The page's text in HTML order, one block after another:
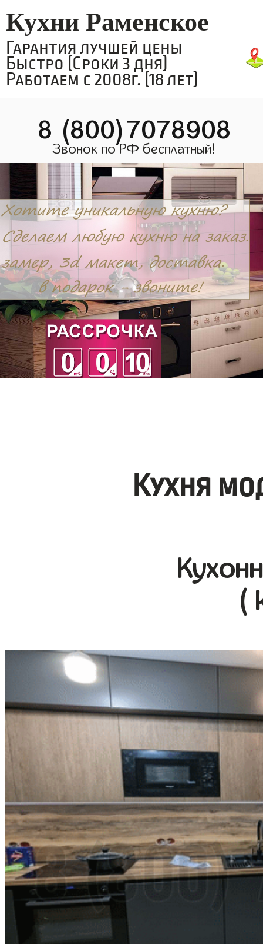
Кухни Раменское
Гарантия лучшей цены
Быстро (Сроки 3 дня)
Работаем с 2008г. (18 лет)
8 (800)7078908
Звонок по РФ бесплатный!
Кухня
(